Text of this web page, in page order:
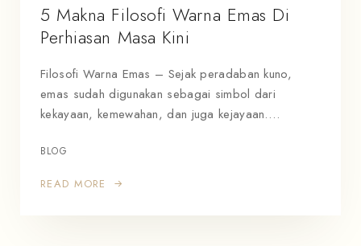
5 Makna Filosofi Warna Emas Di
Perhiasan Masa Kini
Filosofi Warna Emas – Sejak peradaban kuno,
emas sudah digunakan sebagai simbol dari
kekayaan, kemewahan, dan juga kejayaan.…
BLOG
READ MORE